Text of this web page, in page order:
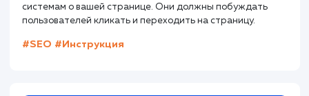
Как составить идеальный title